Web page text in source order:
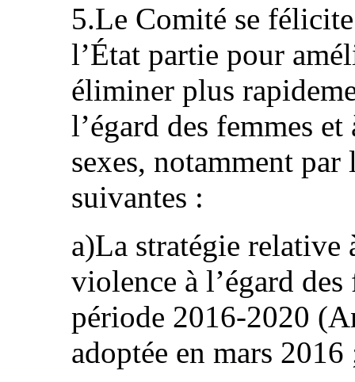
5.Le Comité se
l’État partie pour
éliminer plus
l’égard des femmes
sexes, notamment par
suivantes :
a)La stratégie relative
violence à l’égard
période 2016-2020
adoptée en mars 2016